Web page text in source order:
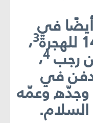
في
3،
رجب4،
في
وجدّه وعمّه